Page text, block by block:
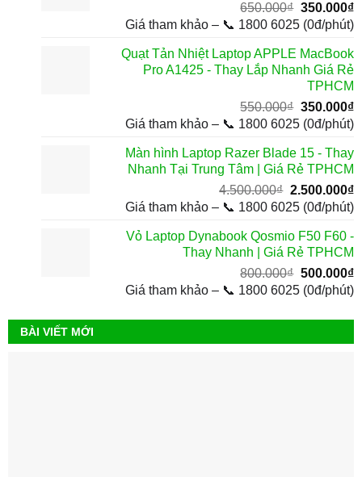
650.000₫ Giá
gốc
650.000₫.
350.000₫
Giá tham khảo – 📞 1800 6025 (0đ/phút)
Quạt Tản Nhiệt Laptop APPLE MacBook
Pro A1425 - Thay Lắp Nhanh Giá Rẻ
TPHCM
550.000₫ Giá
gốc
550.000₫.
350.000₫
Giá tham khảo – 📞 1800 6025 (0đ/phút)
Màn hình Laptop Razer Blade 15 - Thay
Nhanh Tại Trung Tâm | Giá Rẻ TPHCM
4.500.000₫ Giá
gốc
4.500.000₫.
2.500.000₫
Giá tham khảo – 📞 1800 6025 (0đ/phút)
Vỏ Laptop Dynabook Qosmio F50 F60 -
Thay Nhanh | Giá Rẻ TPHCM
800.000₫ Giá
gốc
800.000₫.
500.000₫
Giá tham khảo – 📞 1800 6025 (0đ/phút)
BÀI VIẾT MỚI